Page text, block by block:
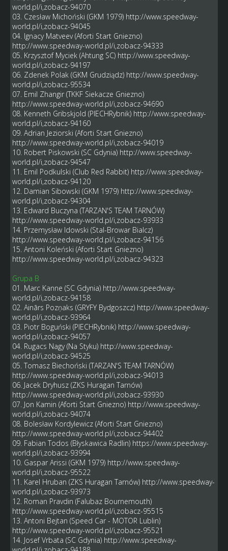
world.pl/i,zobacz-94070
03. Czesław Michoński (GKM 1979) http://www.speedway-
world.pl/i,zobacz-94045
04. Ignacy Matveev (Aforti Start Gniezno)
http://www.speedway-world.pl/i,zobacz-94333
05. Krzysztof Myciek (Ahtung SC) http://www.speedway-
world.pl/i,zobacz-94197
06. Zdenek Polak (GKM Grudziądz) http://www.speedway-
world.pl/i,zobacz-95534
07. Emil Zhangir (TKKF Siekacze Gniezno)
http://www.speedway-world.pl/i,zobacz-94690
08. Kenneth Gribskjold (PIECHRybnik) http://www.speedway-
world.pl/i,zobacz-94160
09. Adrian Jeziorski (Aforti Start Gniezno)
http://www.speedway-world.pl/i,zobacz-94019
10. Robert Piskowski (SC Gdynia) http://www.speedway-
world.pl/i,zobacz-94547
11. Emil Podkulski (Club Red Rabbit) http://www.speedway-
world.pl/i,zobacz-94120
12. Damian Sibowski (GKM 1979) http://www.speedway-
world.pl/i,zobacz-94304
13. Edward Buczyna (TARZAN'S TEAM TARNÓW)
http://www.speedway-world.pl/i,zobacz-93933
14. Przemysław Idowski (Stal-Browar Bialcz)
http://www.speedway-world.pl/i,zobacz-94156
15. Antoni Koleński (Aforti Start Gniezno)
http://www.speedway-world.pl/i,zobacz-94323
Grupa B
01. Marc Kanne (SC Gdynia) http://www.speedway-
world.pl/i,zobacz-94158
02. Ainārs Pozņaks (GRYFY Bydgoszcz) http://www.speedway-
world.pl/i,zobacz-93964
03. Piotr Boguński (PIECHRybnik) http://www.speedway-
world.pl/i,zobacz-94057
04. Rugacs Nagy (Na Styku) http://www.speedway-
world.pl/i,zobacz-94525
05. Tomasz Biechoński (TARZAN'S TEAM TARNÓW)
http://www.speedway-world.pl/i,zobacz-94013
06. Jacek Dryhusz (ZKS Huragan Tarnów)
http://www.speedway-world.pl/i,zobacz-93930
07. Jon Kamin (Aforti Start Gniezno) http://www.speedway-
world.pl/i,zobacz-94074
08. Bolesław Kordylewicz (Aforti Start Gniezno)
http://www.speedway-world.pl/i,zobacz-94402
09. Fabian Todos (Błyskawica Radlin) https://www.speedway-
world.pl/i,zobacz-93994
10. Gaspar Arissi (GKM 1979) http://www.speedway-
world.pl/i,zobacz-95522
11. Karel Hruban (ZKS Huragan Tarnów) http://www.speedway-
world.pl/i,zobacz-93973
12. Roman Pravdin (Falubaz Bournemouth)
http://www.speedway-world.pl/i,zobacz-95515
13. Antoni Bejtan (Speed Car - MOTOR Lublin)
http://www.speedway-world.pl/i,zobacz-95521
14. Josef Vrbata (SC Gdynia) http://www.speedway-